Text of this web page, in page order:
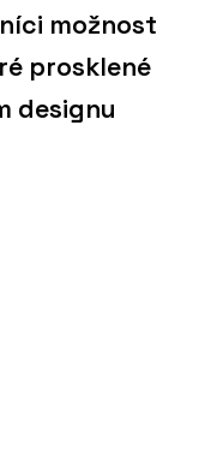
možnost
prosklené
designu